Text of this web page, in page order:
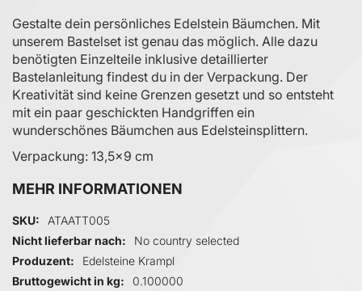
Gestalte dein persönliches Edelstein Bäumchen. Mit
unserem Bastelset ist genau das möglich. Alle dazu
benötigten Einzelteile inklusive detaillierter
Bastelanleitung findest du in der Verpackung. Der
Kreativität sind keine Grenzen gesetzt und so entsteht
mit ein paar geschickten Handgriffen ein
wunderschönes Bäumchen aus Edelsteinsplittern.
Verpackung: 13,5x9 cm
MEHR INFORMATIONEN
Mehr Informationen
SKU
ATAATT005
Nicht lieferbar nach
No country selected
Produzent
Edelsteine Krampl
Bruttogewicht in kg
0.100000